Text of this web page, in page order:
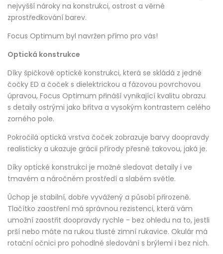
nejvyšší nároky na konstrukci, ostrost a věrné
zprostředkování barev.
Focus Optimum byl navržen přímo pro vás!
Optická konstrukce
Díky špičkové optické konstrukci, která se skládá z jedné
čočky ED a čoček s dielektrickou a fázovou povrchovou
úpravou, Focus Optimum přináší vynikající kvalitu obrazu
s detaily ostrými jako břitva a vysokým kontrastem celého
zorného pole.
Pokročilá optická vrstva čoček zobrazuje barvy doopravdy
realisticky a ukazuje grácii přírody přesně takovou, jaká je.
Díky optické konstrukci je možné sledovat detaily i ve
tmavém a náročném prostředí a slabém světle.
Úchop je stabilní, dobře vyvážený a působí přirozeně.
Tlačítko zaostření má správnou rezistenci, která vám
umožní zaostřit doopravdy rychle - bez ohledu na to, jestli
prší nebo máte na rukou tlusté zimní rukavice. Okulár má
rotační očnici pro pohodlné sledování s brýlemi i bez nich.